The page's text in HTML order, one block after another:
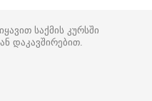
საქმის კურსში
დაკავშირებით.